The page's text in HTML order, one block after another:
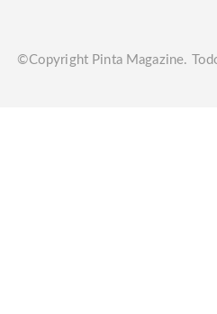
©Copyright Pinta Magazine.